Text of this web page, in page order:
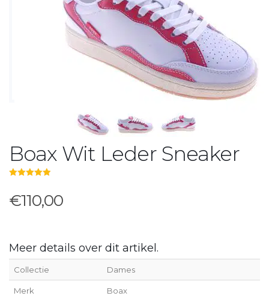
Boax Wit Leder Sneaker
€110,00
Meer details over dit artikel.
Collectie Dames
Merk Boax